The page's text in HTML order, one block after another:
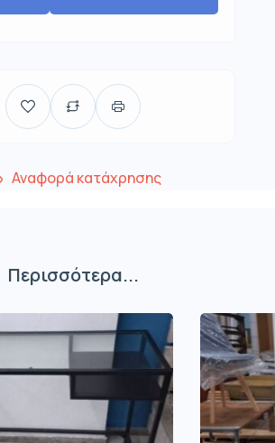
Αναφορά κατάχρησης
Περισσότερα...